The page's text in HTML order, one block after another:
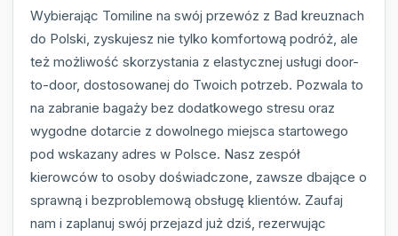
Wybierając Tomiline na swój przewóz z Bad kreuznach
do Polski, zyskujesz nie tylko komfortową podróż, ale
też możliwość skorzystania z elastycznej usługi door-
to-door, dostosowanej do Twoich potrzeb. Pozwala to
na zabranie bagaży bez dodatkowego stresu oraz
wygodne dotarcie z dowolnego miejsca startowego
pod wskazany adres w Polsce. Nasz zespół
kierowców to osoby doświadczone, zawsze dbające o
sprawną i bezproblemową obsługę klientów. Zaufaj
nam i zaplanuj swój przejazd już dziś, rezerwując